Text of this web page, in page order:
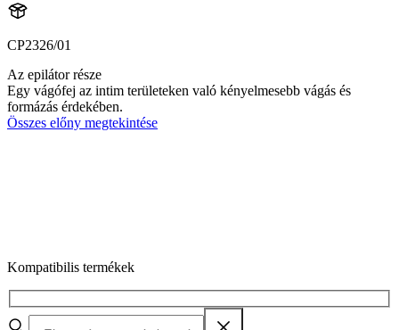
CP2326/01
Az epilátor része
Egy vágófej az intim területeken való kényelmesebb vágás és
formázás érdekében.
Összes előny megtekintése
Kompatibilis termékek